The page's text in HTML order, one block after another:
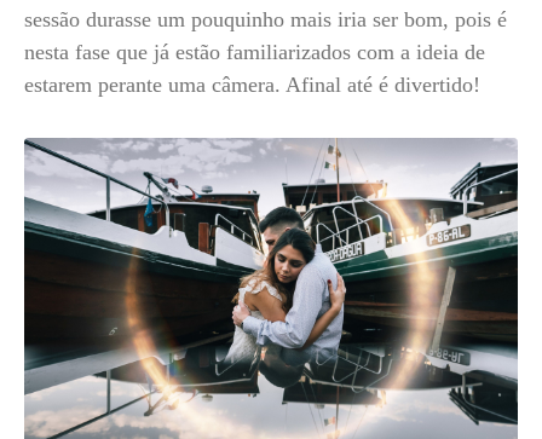
sessão durasse um pouquinho mais iria ser bom, pois é
nesta fase que já estão familiarizados com a ideia de
estarem perante uma câmera. Afinal até é divertido!